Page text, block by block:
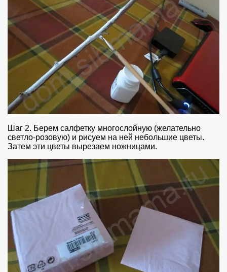
Шаг 2. Берем салфетку многослойную (желательно
светло-розовую) и рисуем на ней небольшие цветы.
Затем эти цветы вырезаем ножницами.